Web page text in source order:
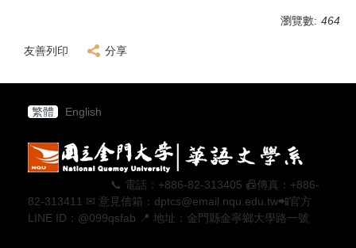
瀏覽數: 464
友善列印 分享
繁體 English
📞 電話：+886-82-313405 📠傳真：+886-
82-313411 ✉ 意見信箱：dptcs@email.nqu.edu.tw📲官方
LINE ID：@099qsfab 📍 地址：金門縣金寧鄉大學路一號